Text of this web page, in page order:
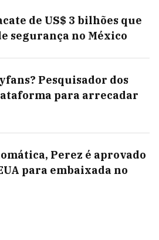
de US$ 3 bilhões que
segurança no México
Pesquisador dos
para arrecadar
Perez é aprovado
para embaixada no